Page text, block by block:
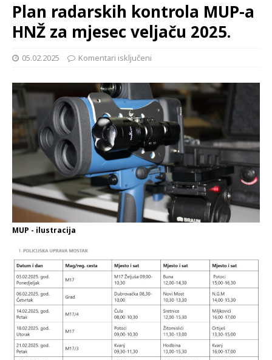
Plan radarskih kontrola MUP-a
HNŽ za mjesec veljaču 2025.
05.02.2025 Komentari isključeni
MUP - ilustracija